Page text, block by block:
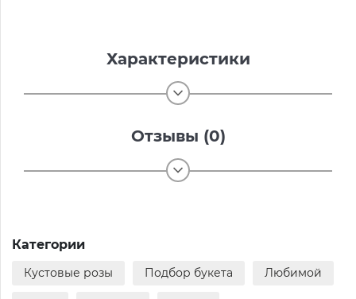
Характеристики
Отзывы (0)
Категории
Кустовые розы Подбор букета Любимой